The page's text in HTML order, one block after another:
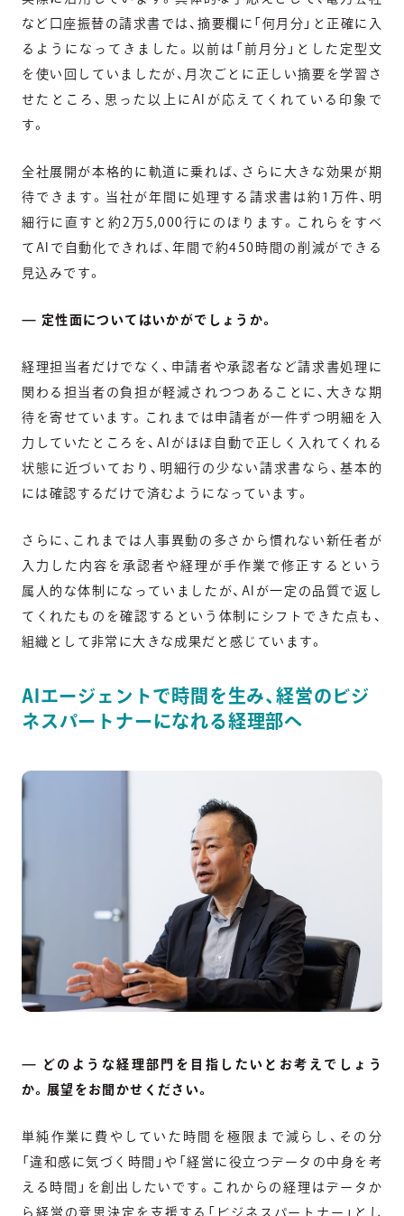
など口座振替の請求書では、摘要欄に「何月分」と正確に入
るようになってきました。以前は「前月分」とした定型文
を使い回していましたが、月次ごとに正しい摘要を学習さ
せたところ、思った以上にAIが応えてくれている印象で
す。
全社展開が本格的に軌道に乗れば、さらに大きな効果が期
待できます。 当社が年間に処理する請求書は約1万件、明
細行に直すと約2万5,000行にのぼります。これらをすべ
てAIで自動化できれば、年間で約450時間の削減ができる
見込みです。
— 定性面についてはいかがでしょうか。
経理担当者だけでなく、申請者や承認者など請求書処理に
関わる担当者の負担が軽減されつつあることに、大きな期
待を寄せています。これまでは申請者が一件ずつ明細を入
力していたところを、AIがほぼ自動で正しく入れてくれる
状態に近づいており、明細行の少ない請求書なら、基本的
には確認するだけで済むようになっています。
さらに、これまでは人事異動の多さから慣れない新任者が
入力した内容を承認者や経理が手作業で修正するという
属人的な体制になっていましたが、AIが一定の品質で返し
てくれたものを確認するという体制にシフトできた点も、
組織として非常に大きな成果だと感じています。
AIエージェントで時間を生み、経営のビジ
ネスパートナーになれる経理部へ
— どのような経理部門を目指したいとお考えでしょう
か。展望をお聞かせください。
単純作業に費やしていた時間を極限まで減らし、その分
「違和感に気づく時間」や「経営に役立つデータの中身を考
える時間」を創出したいです。これからの経理はデータか
ら経営の意思決定を支援する「ビジネスパートナー」とし